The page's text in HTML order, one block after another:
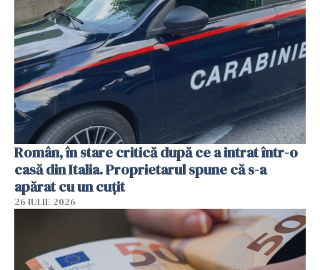
Român, în stare critică după ce a intrat într-o
casă din Italia. Proprietarul spune că s-a
apărat cu un cuțit
26 IULIE 2026